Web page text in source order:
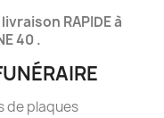
RAPIDE à
40 .
de plaques